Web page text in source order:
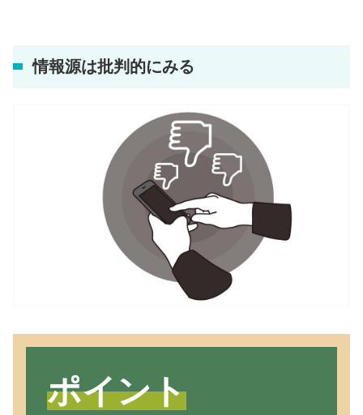
情報源は批判的にみる
ポイント